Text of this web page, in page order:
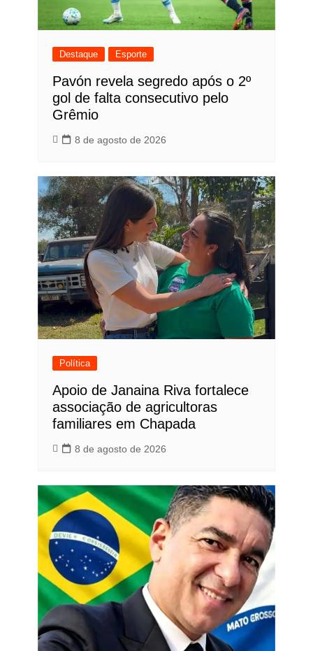
Destaque Esporte
Pavón revela segredo após o 2º
gol de falta consecutivo pelo
Grêmio
8 de agosto de 2026
Política
Apoio de Janaina Riva fortalece
associação de agricultoras
familiares em Chapada
8 de agosto de 2026